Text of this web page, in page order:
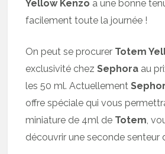
Yellow Kenzo a une bonne
facilement toute la journée !
On peut se procurer Totem
exclusivité chezSephora au
les 50 ml. Actuellement
offre spéciale qui vous
miniature de 4ml de Totem,
découvrir une seconde senteur